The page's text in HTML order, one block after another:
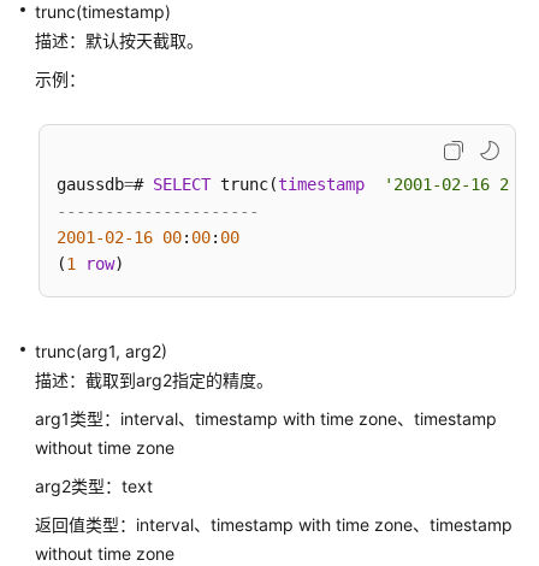
Global
Plsql
其
数
废
弃
数
表
trunc(timestamp)
描述：默认按天截取。
示例：
gaussdb=# SELECT trunc(timestamp
'2001-02-16
---------------------
2001 -02-16 00: 00: 00
(1 row
trunc(arg1, arg2)
描述：截取到arg2指定的精度。
arg1类型：interval、timestamp with time zone、timestamp
without time zone
arg2类型：text
返回值类型：interval、timestamp with time zone、timestamp
without time zone